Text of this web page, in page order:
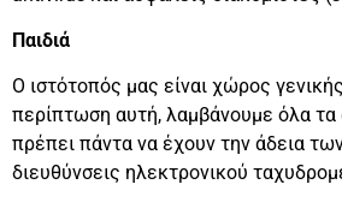
Παιδιά
Ο ιστότοπός μας είναι χώρος
περίπτωση αυτή, λαμβάνουμε όλα τα
πρέπει πάντα να έχουν την άδεια
διευθύνσεις ηλεκτρονικού